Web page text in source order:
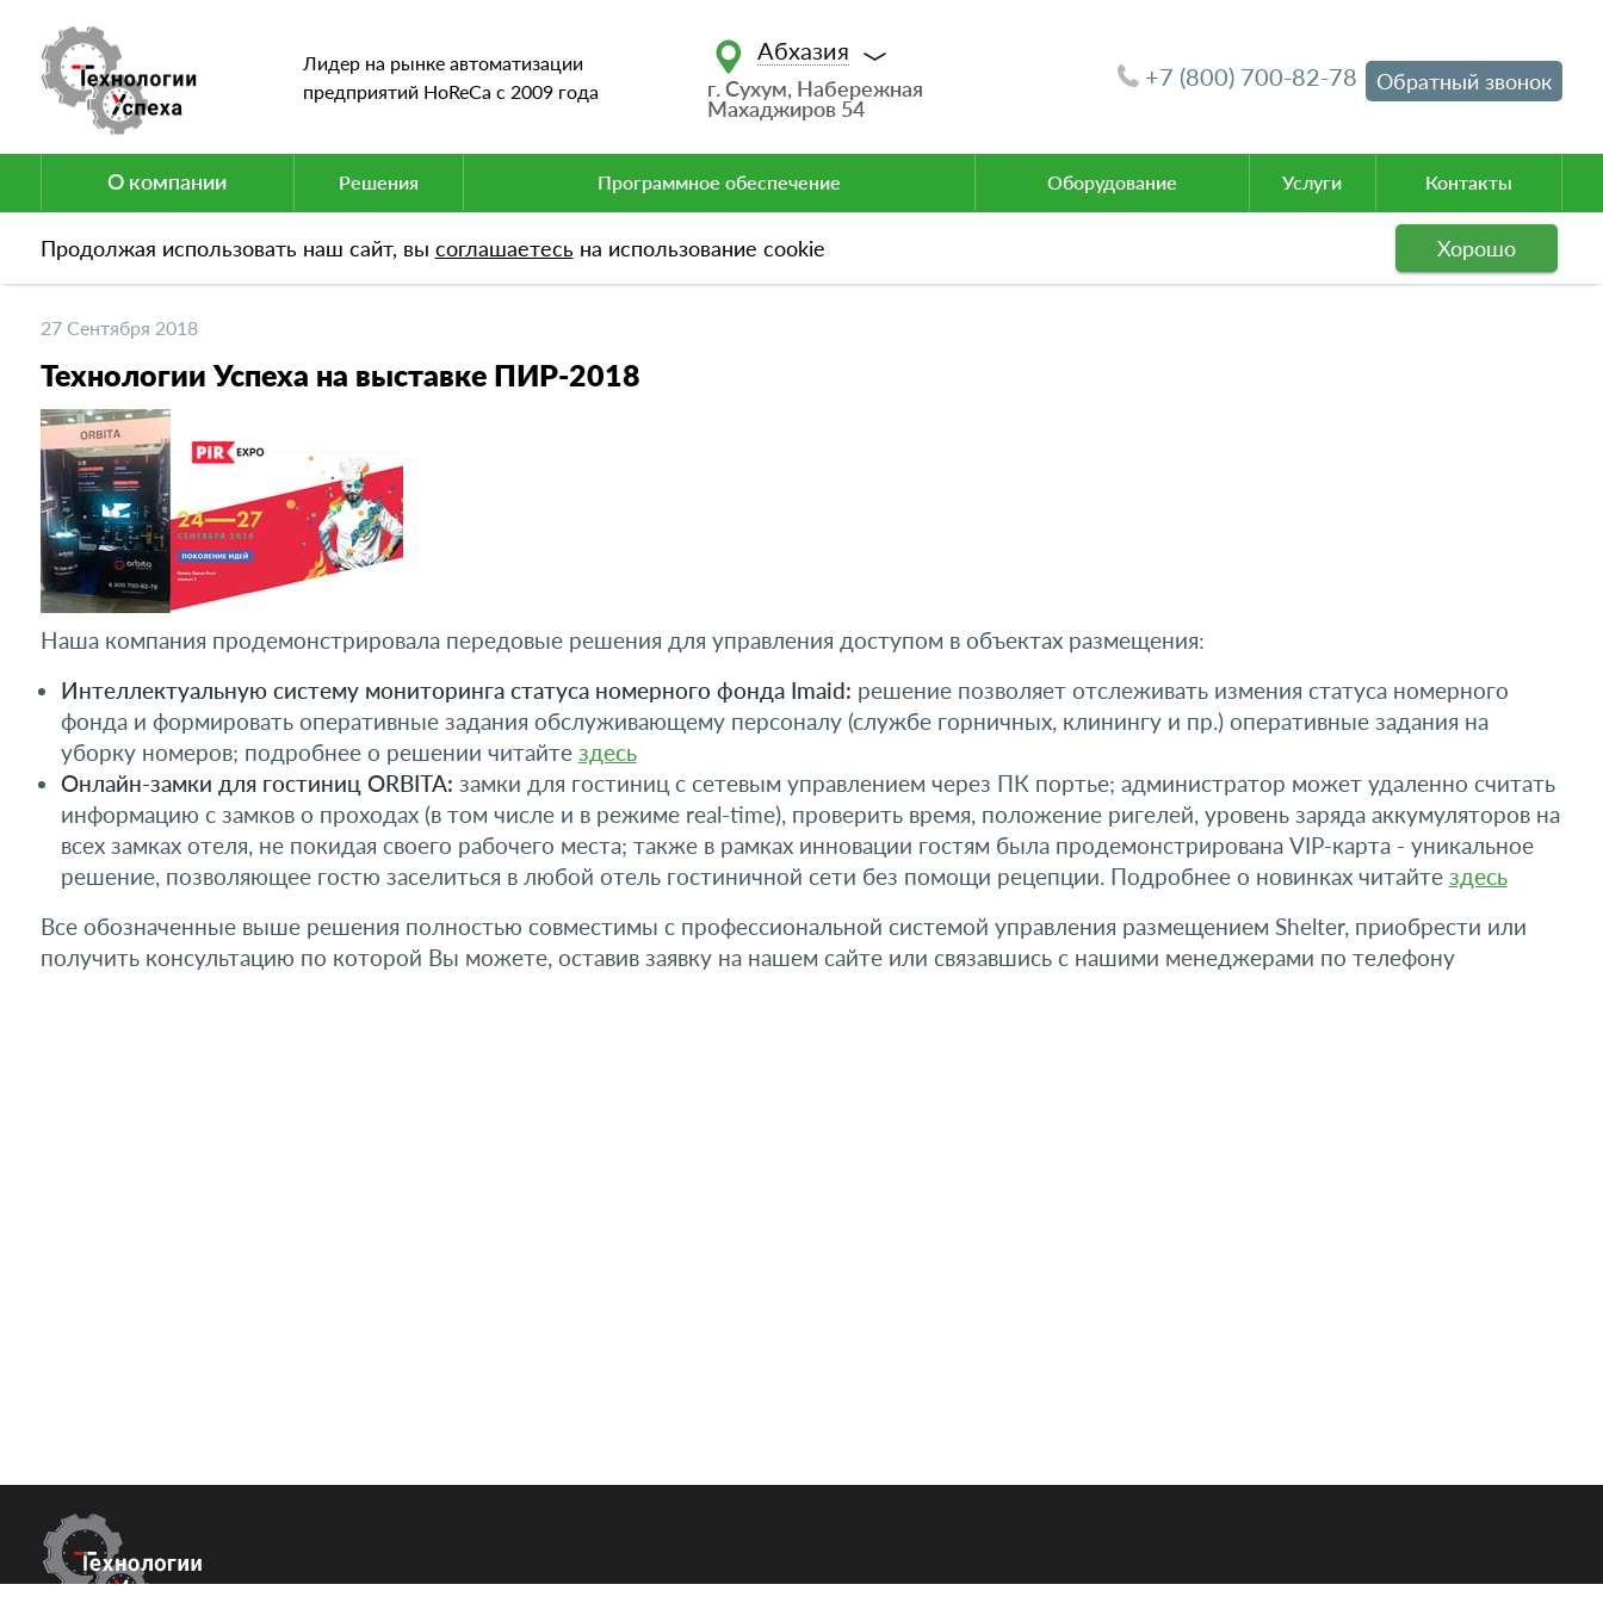
Лидер на рынке автоматизации
предприятий HoReCa c 2009 года
Абхазия
г. Сухум, Набережная
Махаджиров 54
+7 (800) 700-82-78 Обратный звонок
О компании Решения Программное обеспечение Оборудование Услуги Контакты
Продолжая использовать наш сайт, вы соглашаетесь на использование cookie Хорошо
Новости Технологии Успеха на выставке ПИР-2018
27 Сентября 2018
Технологии Успеха на выставке ПИР-2018
Наша компания продемонстрировала передовые решения для управления доступом в объектах размещения:
Интеллектуальную систему мониторинга статуса номерного фонда Imaid: решение позволяет отслеживать измения статуса номерного
фонда и формировать оперативные задания обслуживающему персоналу (службе горничных, клинингу и пр.) оперативные задания на
уборку номеров; подробнее о решении читайте здесь
Онлайн-замки для гостиниц ORBITA: замки для гостиниц с сетевым управлением через ПК портье; администратор может удаленно считать
информацию с замков о проходах (в том числе и в режиме real-time), проверить время, положение ригелей, уровень заряда аккумуляторов на
всех замках отеля, не покидая своего рабочего места; также в рамках инновации гостям была продемонстрирована VIP-карта - уникальное
решение, позволяющее гостю заселиться в любой отель гостиничной сети без помощи рецепции. Подробнее о новинках читайте здесь
Все обозначенные выше решения полностью совместимы с профессиональной системой управления размещением Shelter, приобрести или
получить консультацию по которой Вы можете, оставив заявку на нашем сайте или связавшись с нашими менеджерами по телефону